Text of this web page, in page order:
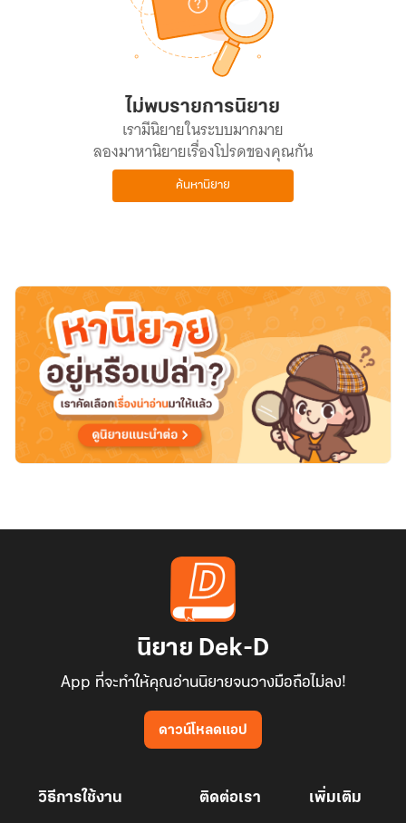
ไม่พบรายการนิยาย
เรามีนิยายในระบบมากมาย
ลองมาหานิยายเรื่องโปรดของคุณกัน
ค้นหานิยาย
นิยาย Dek-D
App ที่จะทำให้คุณอ่านนิยายจนวางมือถือไม่ลง!
ดาวน์โหลดแอป
วิธีการใช้งาน ติดต่อเรา เพิ่มเติม